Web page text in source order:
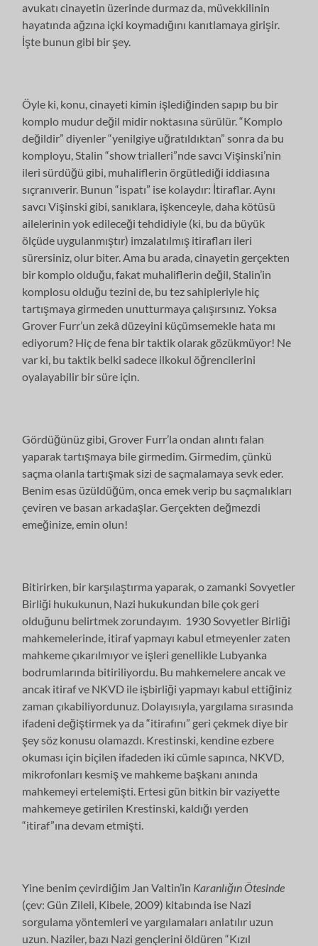
avukatı cinayetin üzerinde durmaz da, müvekkilinin
hayatında ağzına içki koymadığını kanıtlamaya girişir.
İşte bunun gibi bir şey.
Öyle ki, konu, cinayeti kimin işlediğinden sapıp bu bir
komplo mudur değil midir noktasına sürülür. “Komplo
değildir” diyenler “yenilgiye uğratıldıktan” sonra da bu
komployu, Stalin “show trialleri”nde savcı Vişinski’nin
ileri sürdüğü gibi, muhaliflerin örgütlediği iddiasına
sıçranıverir. Bunun “ispatı” ise kolaydır: İtiraflar. Aynı
savcı Vişinski gibi, sanıklara, işkenceyle, daha kötüsü
ailelerinin yok edileceği tehdidiyle (ki, bu da büyük
ölçüde uygulanmıştır) imzalatılmış itirafları ileri
sürersiniz, olur biter. Ama bu arada, cinayetin gerçekten
bir komplo olduğu, fakat muhaliflerin değil, Stalin’in
komplosu olduğu tezini de, bu tez sahipleriyle hiç
tartışmaya girmeden unutturmaya çalışırsınız. Yoksa
Grover Furr’un zekâ düzeyini küçümsemekle hata mı
ediyorum? Hiç de fena bir taktik olarak gözükmüyor! Ne
var ki, bu taktik belki sadece ilkokul öğrencilerini
oyalayabilir bir süre için.
Gördüğünüz gibi, Grover Furr’la ondan alıntı falan
yaparak tartışmaya bile girmedim. Girmedim, çünkü
saçma olanla tartışmak sizi de saçmalamaya sevk eder.
Benim esas üzüldüğüm, onca emek verip bu saçmalıkları
çeviren ve basan arkadaşlar. Gerçekten değmezdi
emeğinize, emin olun!
Bitirirken, bir karşılaştırma yaparak, o zamanki Sovyetler
Birliği hukukunun, Nazi hukukundan bile çok geri
olduğunu belirtmek zorundayım. 1930 Sovyetler Birliği
mahkemelerinde, itiraf yapmayı kabul etmeyenler zaten
mahkeme çıkarılmıyor ve işleri genellikle Lubyanka
bodrumlarında bitiriliyordu. Bu mahkemelere ancak ve
ancak itiraf ve NKVD ile işbirliği yapmayı kabul ettiğiniz
zaman çıkabiliyordunuz. Dolayısıyla, yargılama sırasında
ifadeni değiştirmek ya da “itirafını” geri çekmek diye bir
şey söz konusu olamazdı. Krestinski, kendine ezbere
okuması için biçilen ifadeden iki cümle sapınca, NKVD,
mikrofonları kesmiş ve mahkeme başkanı anında
mahkemeyi ertelemişti. Ertesi gün bitkin bir vaziyette
mahkemeye getirilen Krestinski, kaldığı yerden
“itiraf”ına devam etmişti.
Yine benim çevirdiğim Jan Valtin’in Karanlığın Ötesinde
(çev: Gün Zileli, Kibele, 2009) kitabında ise Nazi
sorgulama yöntemleri ve yargılamaları anlatılır uzun
uzun. Naziler, bazı Nazi gençlerini öldüren “Kızıl